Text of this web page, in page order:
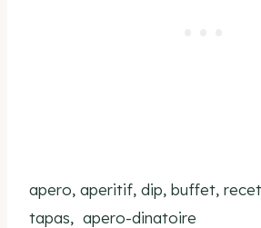
apero, aperitif, dip, buffet,
tapas, apero-dinatoire